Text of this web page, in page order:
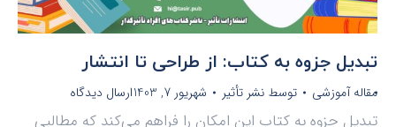
تبدیل جزوه به کتاب: از طراحی تا انتشار
مقاله آموزشی توسط نشر تأثیر شهریور 7, 1403 ارسال دیدگاه
تبدیل جزوه به کتاب این امکان را فراهم می‌کند که مطالبی